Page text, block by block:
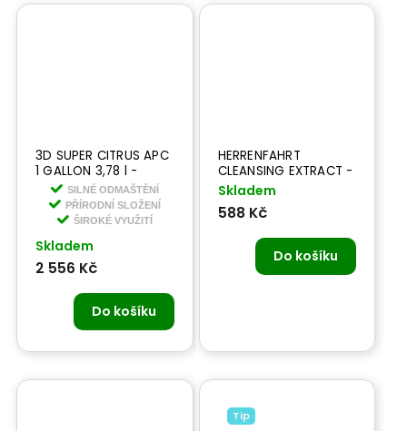
3D SUPER CITRUS APC
1 GALLON 3,78 l -
koncentrát-
univerzální čistič a
odmašťovač
SILNÉ ODMAŠTĚNÍ
PŘÍRODNÍ SLOŽENÍ
ŠIROKÉ VYUŽITÍ
Skladem
2 556 Kč
Do košíku
HERRENFAHRT
CLEANSING EXTRACT -
lubrikant pod clay 250
Skladem
588 Kč
Do košíku
Tip